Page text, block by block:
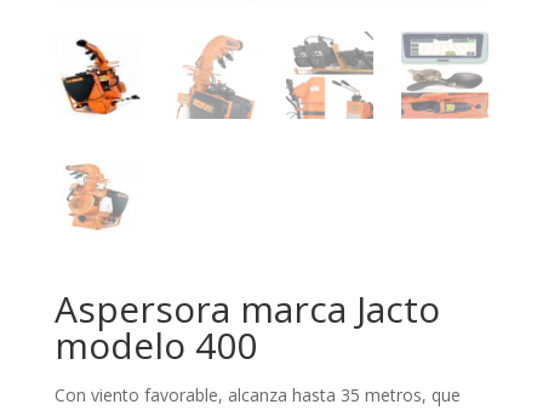
Aspersora marca Jacto
modelo 400
Con viento favorable, alcanza hasta 35 metros, que